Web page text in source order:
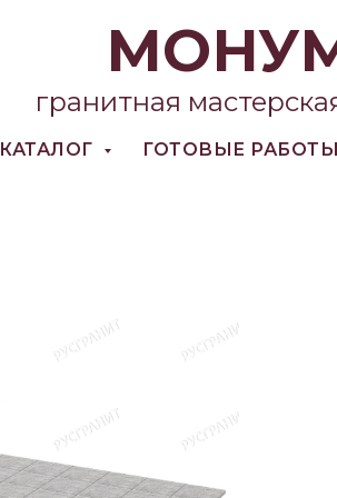
гранитная
КАТАЛОГ ГОТОВЫЕ РАБОТЫ